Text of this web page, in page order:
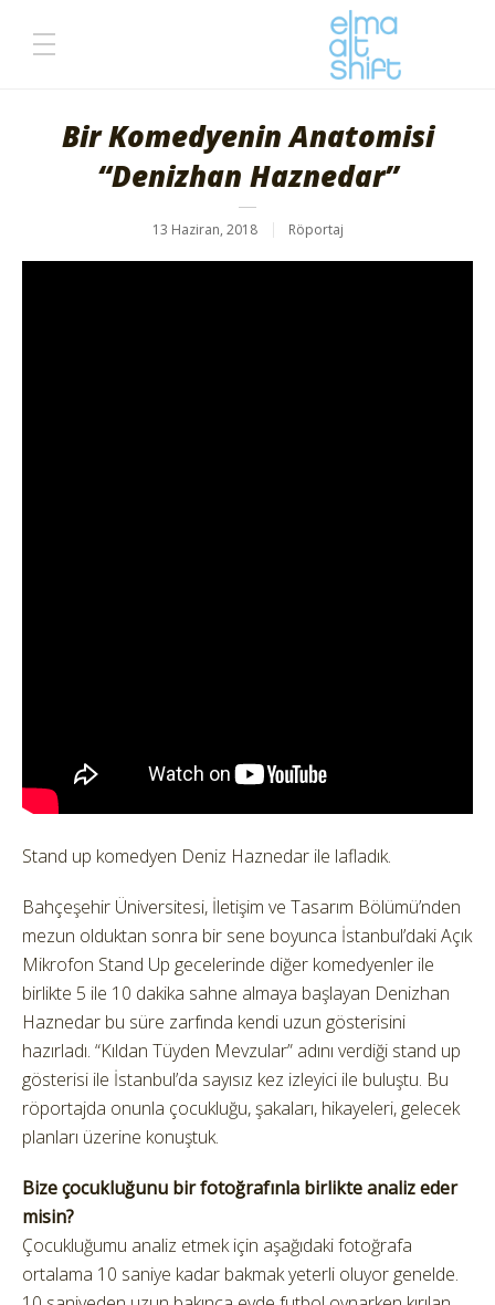
Bir Komedyenin Anatomisi
“Denizhan Haznedar”
13 Haziran, 2018 Röportaj
Stand up komedyen Deniz Haznedar ile lafladık.
Bahçeşehir Üniversitesi, İletişim ve Tasarım Bölümü’nden
mezun olduktan sonra bir sene boyunca İstanbul’daki Açık
Mikrofon Stand Up gecelerinde diğer komedyenler ile
birlikte 5 ile 10 dakika sahne almaya başlayan Denizhan
Haznedar bu süre zarfında kendi uzun gösterisini
hazırladı. “Kıldan Tüyden Mevzular” adını verdiği stand up
gösterisi ile İstanbul’da sayısız kez izleyici ile buluştu. Bu
röportajda onunla çocukluğu, şakaları, hikayeleri, gelecek
planları üzerine konuştuk.
Bize çocukluğunu bir fotoğrafınla birlikte analiz eder
misin?
Çocukluğumu analiz etmek için aşağıdaki fotoğrafa
ortalama 10 saniye kadar bakmak yeterli oluyor genelde.